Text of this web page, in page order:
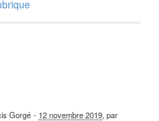
Gorgé - 12 novembre 2019, par